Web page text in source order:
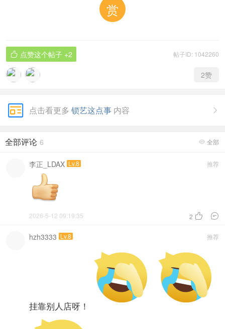
赏
帖子ID: 1042260
 点赞这个帖子 +2
2赞

点击看更多 锁艺这点事 内容
 全部
全部评论 6
推荐
李正_LDAX Lv.8
2  
2026-5-12 09:19:35
推荐
hzh3333 Lv.8
挂靠别人店呀！